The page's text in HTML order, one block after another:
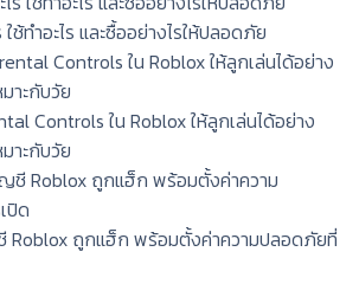
ใช้ทำอะไร และซื้ออย่างไรให้ปลอดภัย
Controls ใน Roblox ให้ลูกเล่นได้อย่าง
าะกับวัย
ถูกแฮ็ก พร้อมตั้งค่าความปลอดภัยที่